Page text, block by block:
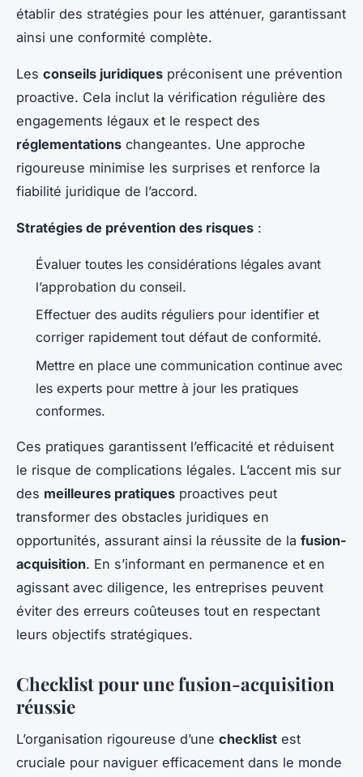
établir des stratégies pour les atténuer, garantissant
ainsi une conformité complète.
Les conseils juridiques préconisent une prévention
proactive. Cela inclut la vérification régulière des
engagements légaux et le respect des
réglementations changeantes. Une approche
rigoureuse minimise les surprises et renforce la
fiabilité juridique de l’accord.
Stratégies de prévention des risques :
Évaluer toutes les considérations légales avant
l’approbation du conseil.
Effectuer des audits réguliers pour identifier et
corriger rapidement tout défaut de conformité.
Mettre en place une communication continue avec
les experts pour mettre à jour les pratiques
conformes.
Ces pratiques garantissent l’efficacité et réduisent
le risque de complications légales. L’accent mis sur
des meilleures pratiques proactives peut
transformer des obstacles juridiques en
opportunités, assurant ainsi la réussite de la fusion-
acquisition. En s’informant en permanence et en
agissant avec diligence, les entreprises peuvent
éviter des erreurs coûteuses tout en respectant
leurs objectifs stratégiques.
Checklist pour une fusion-acquisition
réussie
L’organisation rigoureuse d’une checklist est
cruciale pour naviguer efficacement dans le monde